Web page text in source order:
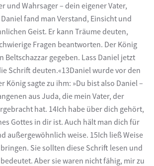
und Wahrsager – dein eigener Vater,
fand man Verstand, Einsicht und
Geist. Er kann Träume deuten,
Fragen beantworten. Der König
Beltschazzar gegeben. Lass Daniel jetzt
Schrift deuten.«13Daniel wurde vor den
König sagte zu ihm: »Du bist also Daniel –
aus Juda, die mein Vater, der
hat. 14Ich habe über dich gehört,
Gottes in dir ist. Auch hält man dich für
außergewöhnlich weise. 15Ich ließ Weise
Sie sollten diese Schrift lesen und
Aber sie waren nicht fähig, mir zu